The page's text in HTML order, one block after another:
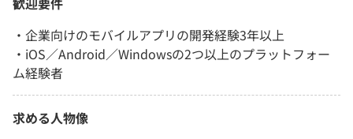
・企業向けのモバイルアプリの開発経験3年以上
・iOS／Android／Windowsの2つ以上のプラットフォー
ム経験者
求める人物像